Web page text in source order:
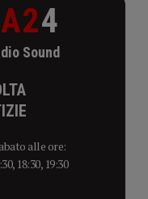
4
Sound
alle ore:
18:30, 19:30